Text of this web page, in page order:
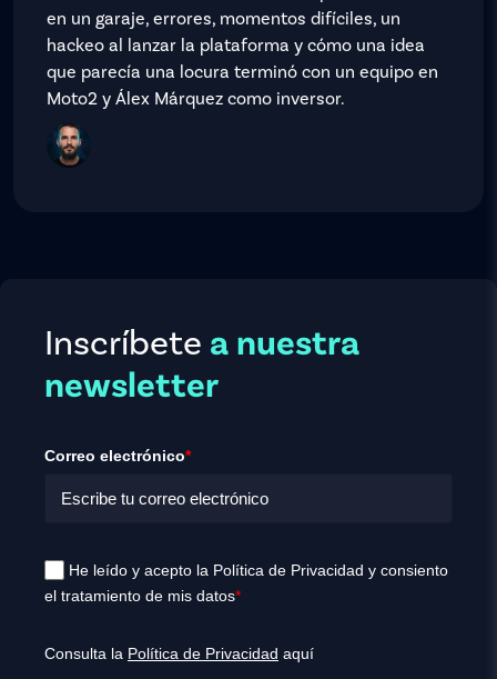
en un garaje, errores, momentos difíciles, un
hackeo al lanzar la plataforma y cómo una idea
que parecía una locura terminó con un equipo en
Moto2 y Álex Márquez como inversor.
Inscríbete a nuestra
newsletter
Correo electrónico*
He leído y acepto la Política de Privacidad y consiento
el tratamiento de mis datos*
Consulta la Política de Privacidad aquí